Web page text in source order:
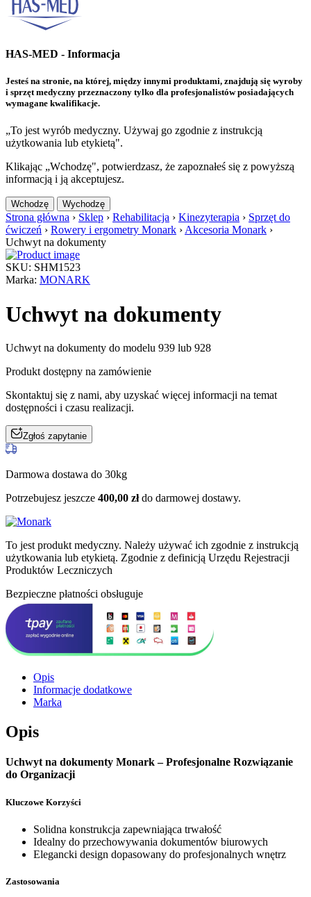
HAS-MED - Informacja
Jesteś na stronie, na której, między innymi produktami, znajdują się wyroby
i sprzęt medyczny przeznaczony tylko dla profesjonalistów posiadających
wymagane kwalifikacje.
„To jest wyrób medyczny. Używaj go zgodnie z instrukcją
użytkowania lub etykietą".
Klikając „Wchodzę", potwierdzasz, że zapoznałeś się z powyższą
informacją i ją akceptujesz.
Wchodzę Wychodzę
Strona główna › Sklep › Rehabilitacja › Kinezyterapia › Sprzęt do
ćwiczeń › Rowery i ergometry Monark › Akcesoria Monark ›
Uchwyt na dokumenty
SKU: SHM1523
Marka: MONARK
Uchwyt na dokumenty
Uchwyt na dokumenty do modelu 939 lub 928
Produkt dostępny na zamówienie
Skontaktuj się z nami, aby uzyskać więcej informacji na temat
dostępności i czasu realizacji.
Zgłoś zapytanie
Darmowa dostawa do 30kg
Potrzebujesz jeszcze 400,00 złdo darmowej dostawy.
To jest produkt medyczny. Należy używać ich zgodnie z instrukcją
użytkowania lub etykietą. Zgodnie z definicją Urzędu Rejestracji
Produktów Leczniczych
Bezpieczne płatności obsługuje
Opis
Informacje dodatkowe
Marka
Opis
Uchwyt na dokumenty Monark – Profesjonalne Rozwiązanie
do Organizacji
Kluczowe Korzyści
Solidna konstrukcja zapewniająca trwałość
Idealny do przechowywania dokumentów biurowych
Elegancki design dopasowany do profesjonalnych wnętrz
Zastosowania